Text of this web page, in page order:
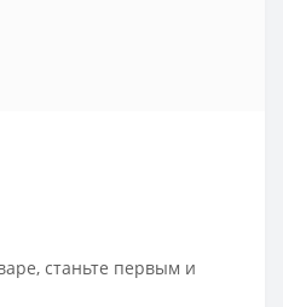
станьте первым и